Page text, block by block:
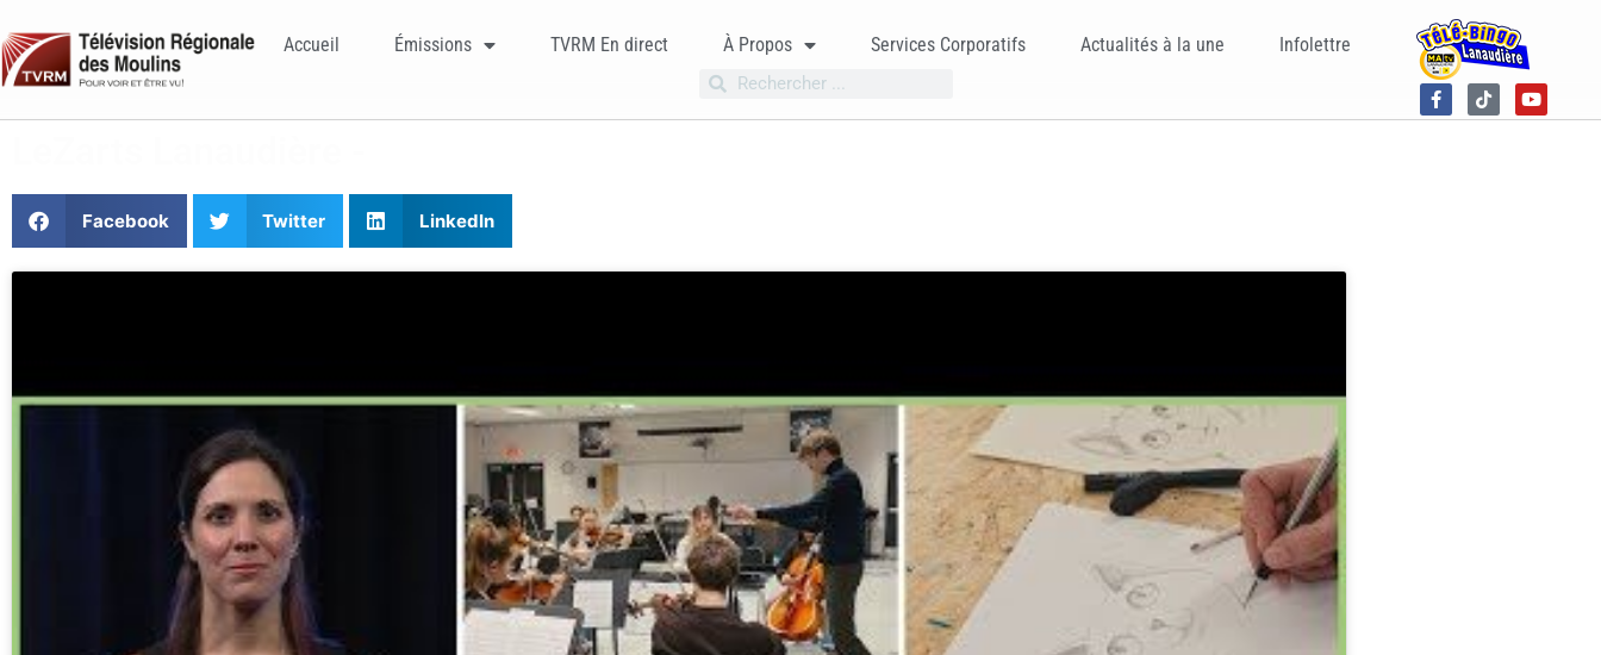
Accueil Émissions TVRM En direct À Propos Services Corporatifs Actualités à la une Infolettre
Facebook Twitter LinkedIn